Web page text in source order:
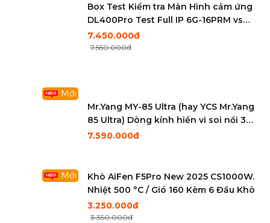
Box Test Kiểm tra Màn Hình cảm ứng
DL400Pro Test Full IP 6G-16PRM vs
Android (hỗ trợ test 1125 model)
7.450.000đ
7.550.000đ
Mới
Mr.Yang MY-85 Ultra (hay YCS Mr.Yang
85 Ultra) Dòng kính hiển vi soi nổi 3
mắt chuyên nghiệp
7.590.000đ
Mới
Khò AiFen F5Pro New 2025 CS1000W.
Nhiệt 500 °C / Gió 160 Kèm 6 Đầu Khò
3.250.000đ
3.350.000đ